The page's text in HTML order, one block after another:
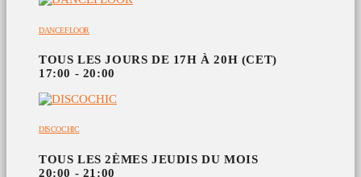
DANCEFLOOR
TOUS LES JOURS DE 17H À 20H (CET)
17:00 - 20:00
DISCOCHIC
TOUS LES 2ÈMES JEUDIS DU MOIS
20:00 - 21:00